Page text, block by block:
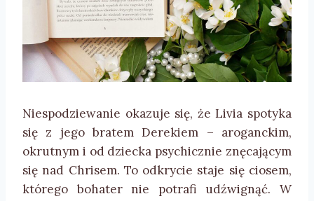
Niespodziewanie okazuje się, że Livia spotyka
się z jego bratem Derekiem – aroganckim,
okrutnym i od dziecka psychicznie znęcającym
się nad Chrisem. To odkrycie staje się ciosem,
którego bohater nie potrafi udźwignąć. W